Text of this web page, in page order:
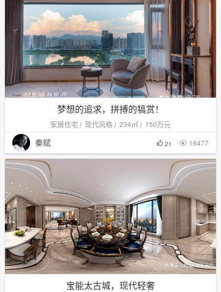
梦想的追求，拼搏的犒赏！
家居住宅 现代风格 234㎡ 150万元
秦斌 21  16477
宝能太古城，现代轻奢